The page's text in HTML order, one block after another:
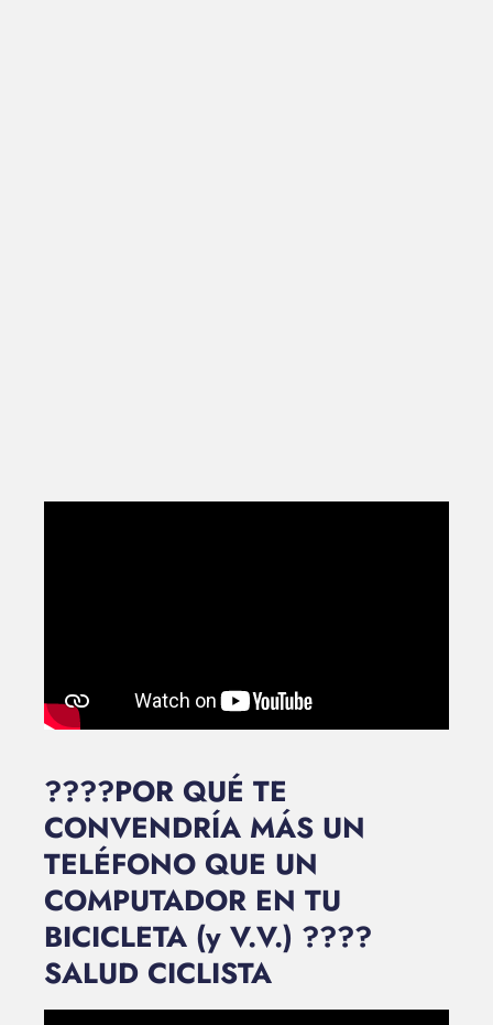
????POR QUÉ TE
CONVENDRÍA MÁS UN
TELÉFONO QUE UN
COMPUTADOR EN TU
BICICLETA (y V.V.) ????
SALUD CICLISTA